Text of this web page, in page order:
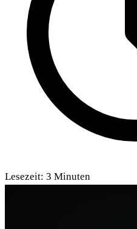
Lesezeit: 3 Minuten